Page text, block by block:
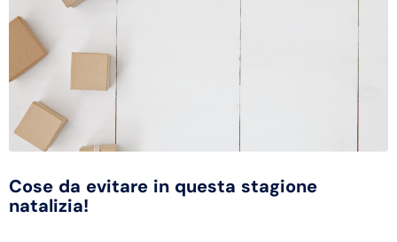
Cose da evitare in questa stagione
natalizia!